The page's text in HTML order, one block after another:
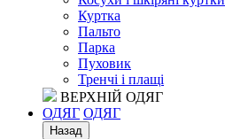
Куртка
Пальто
Парка
Пуховик
Тренчі і плащі
ВЕРХНІЙ ОДЯГ
ОДЯГ ОДЯГ
Назад